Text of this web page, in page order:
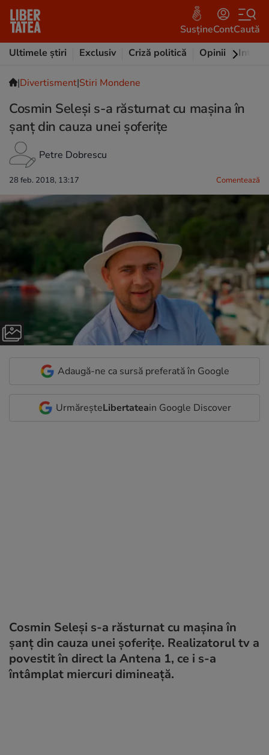
SusțineContCaută
Ultimele știri
Exclusiv Criză politică Opinii
|Divertisment|Stiri Mondene
Cosmin Seleşi s-a răsturnat cu mașina în
șanț din cauza unei șoferițe
Petre Dobrescu
28 feb. 2018, 13:17 Comentează
Adaugă-ne ca sursă preferată în Google
UrmăreșteLibertateain Google Discover
Cosmin Seleşi s-a răsturnat cu mașina în
șanț din cauza unei șoferițe. Realizatorul tv a
povestit în direct la Antena 1, ce i s-a
întâmplat miercuri dimineață.